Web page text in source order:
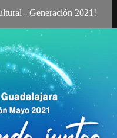
- Generación 2021!